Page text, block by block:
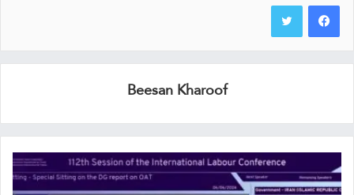
Beesan Kharoof